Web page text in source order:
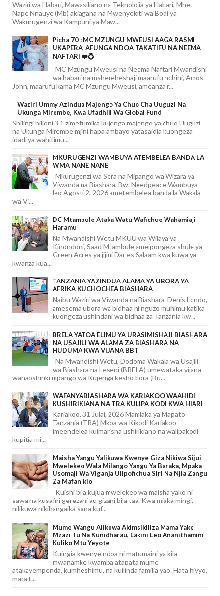
Waziri wa Habari, Mawasiliano na Teknolojia ya Habari, Mhe.
Nape Nnauye (Mb) akiagana na Mwenyekiti wa Bodi ya
Wakurugenzi wa Kampuni ya Maw...
Picha 70 : MC MZUNGU MWEUSI AAGA RASMI
UKAPERA, AFUNGA NDOA TAKATIFU NA NEEMA
NAFTARI ❤️💍
MC Mzungu Mweusi na Neema Naftari Mwandishi
wa habari na mshereheshaji maarufu nchini, Amos
John, maarufu kama MC Mzungu Mweusi, ameanza r...
Waziri Ummy Azindua Majengo Ya Chuo Cha Uuguzi Na
Ukunga Mirembe, Kwa Ufadhili Wa Global Fund
Shilingi bilioni 3.1 zimetumika kujenga majengo ya chuo Uuguzi
na Ukunga Mirembe mjini hapa ambayo yatasaidia kuongeza
idadi ya wahitimu...
MKURUGENZI WAMBUYA ATEMBELEA BANDA LA
WMA NANE NANE
Mkurugenzi wa Sera na Mipango wa Wizara ya
Viwanda na Biashara, Bw. Needpeace Wambuya
leo Agosti 2, 2026 ametembelea banda la Wakala
wa Vi...
DC Mtambule Ataka Watu Wafichue Wahamiaji
Haramu
Na Mwandishi Wetu MKUU wa Wilaya ya
Kinondoni, Saad Mtambule ameipongeza shule ya
Green Acres ya jijini Dar es Salaam kwa kuwa ya
kwanza kua...
TANZANIA YAZINDUA ALAMA YA UBORA YA
AFRIKA KUCHOCHEA BIASHARA
Naibu Waziri wa Viwanda na Biashara, Denis Londo,
amesema ubora wa bidhaa ni nguzo muhimu katika
kuongeza ushindani wa bidhaa za Tanzania kw...
BRELA YATOA ELIMU YA URASIMISHAJI BIASHARA
NA USAJILI WA ALAMA ZA BIASHARA NA
HUDUMA KWA VIJANA BBT
Na Mwandishi Wetu, Dodoma Wakala wa Usajili
wa Biashara na Leseni (BRELA) umewataka vijana
wanaoshiriki mpango wa Kujenga kesho bora (Bu...
WAFANYABIASHARA WA KARIAKOO WAAHIDI
KUSHIRIKIANA NA TRA KULIPA KODI KWA HIARI
Kariakoo, 31 Julai, 2026 Mamlaka ya Mapato
Tanzania (TRA) Mkoa wa Kikodi Kariakoo
imeendelea kuimarisha ushirikiano na walipakodi
kupitia mi...
Maisha Yangu Yalikuwa Kwenye Giza Nikiwa Sijui
Mwelekeo Wala Milango Yangu Ya Baraka, Mpaka
Usomaji Wa Viganja Ulipofichua Siri Na Njia Zangu
Za Mafanikio
Kuishi bila kujua mwelekeo wa maisha yako ni
sawa na kusafiri gerezani au gizani bila taa. Kwa miaka mingi,
nilikuwa nikihangaika sana kuf...
Mume Wangu Alikuwa Akimsikiliza Mama Yake
Mzazi Tu Na Kunidharau, Lakini Leo Ananithamini
Kuliko Mtu Yeyote
Kuingia kwenye ndoa ni matumaini ya kila
mwanamke kwamba atapata mume
atakayempenda, kumheshimu, na kuilinda familia yao. Hata hivyo,
mara t...